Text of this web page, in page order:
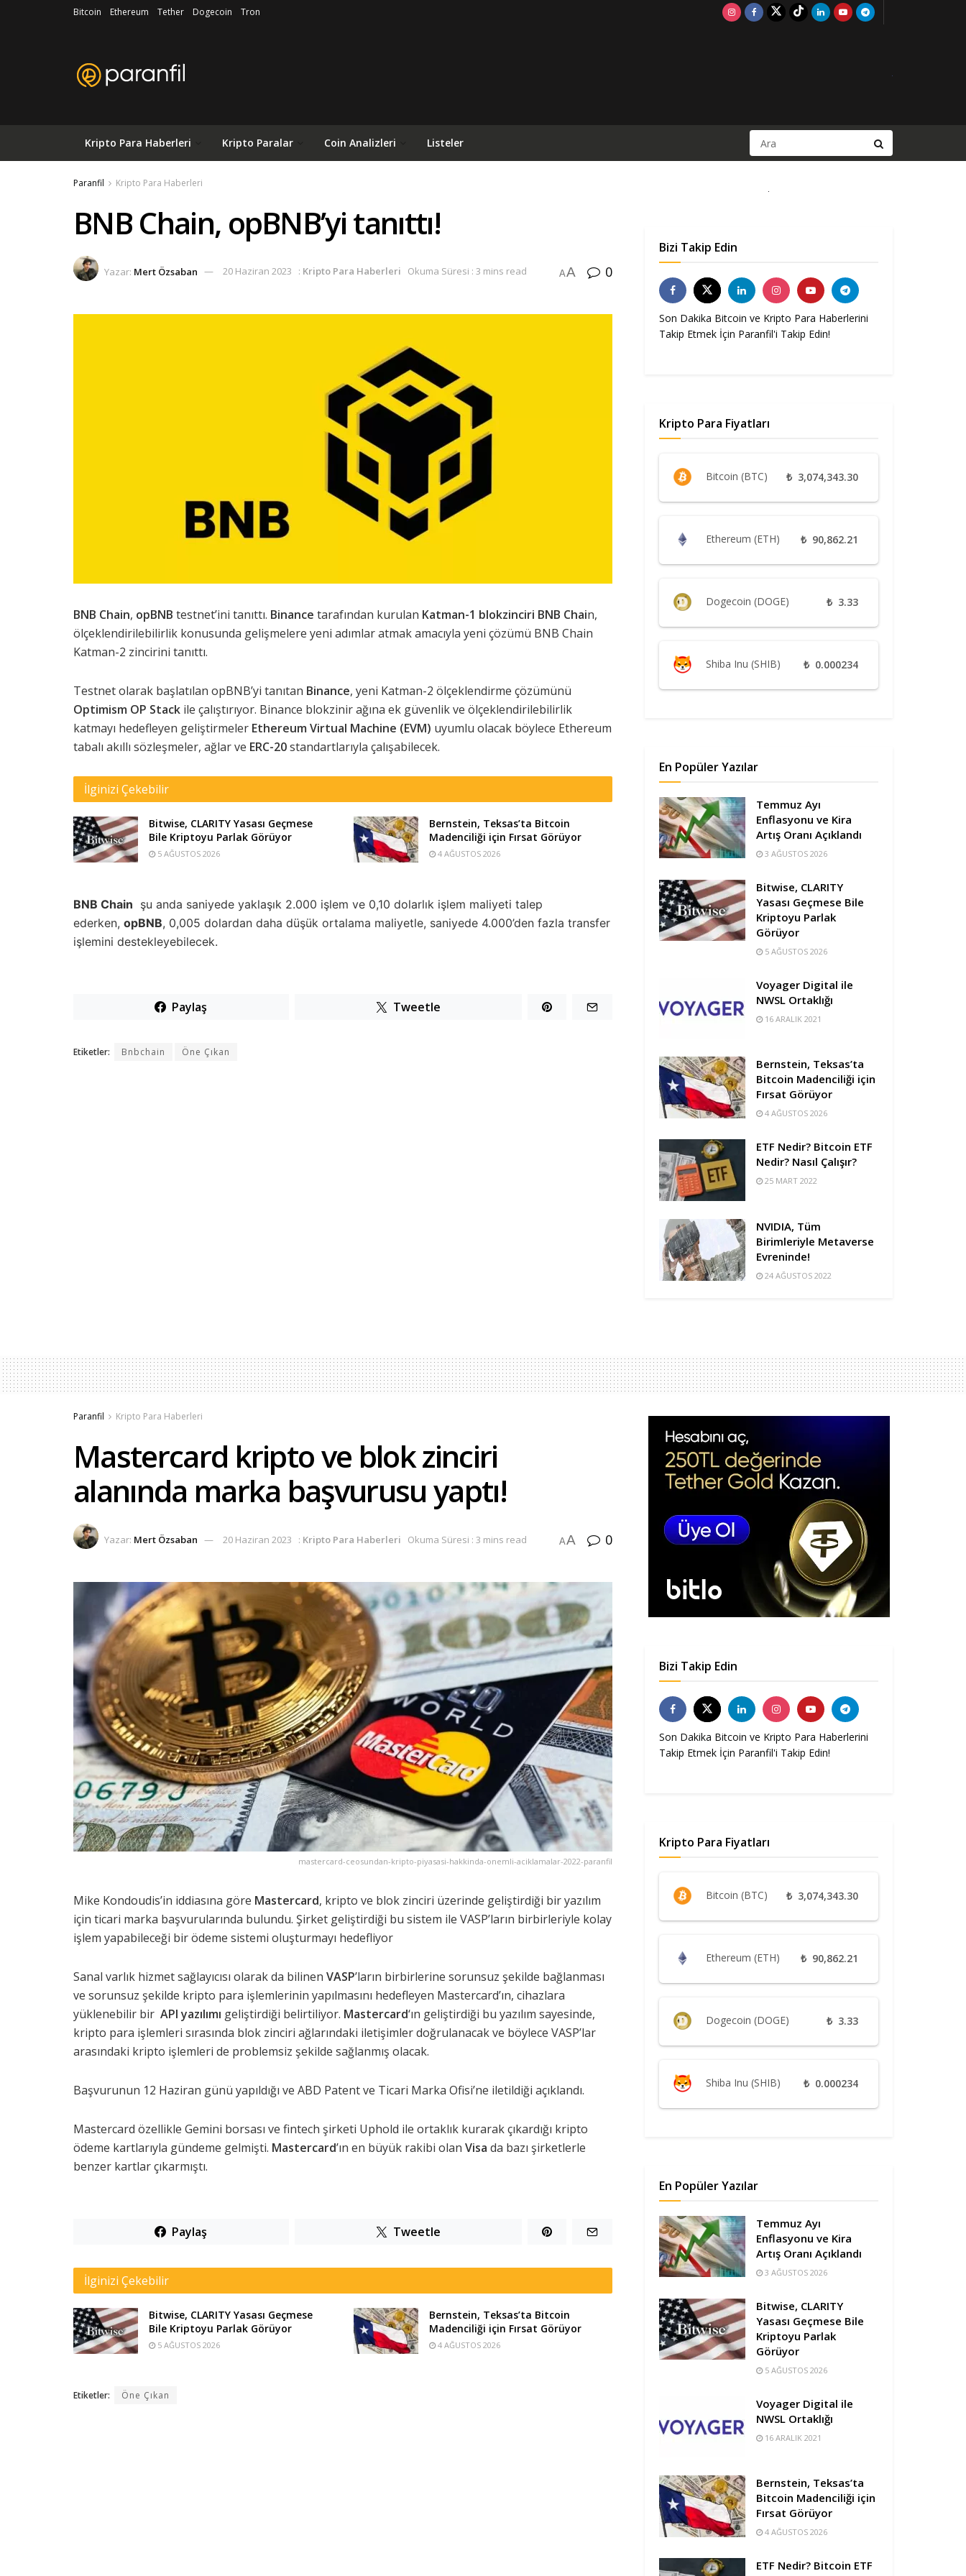
Bitcoin Ethereum Tether Dogecoin Tron
Kripto Para Haberleri Kripto Paralar Coin Analizleri Listeler
Paranfil Kripto Para Haberleri
BNB Chain, opBNB’yi tanıttı!
Yazar: Mert Özsaban 20 Haziran 2023 : Kripto Para Haberleri Okuma Süresi : 3 mins read AA 0
BNB Chain, opBNB testnet’ini tanıttı. Binance tarafından kurulan Katman-1 blokzinciri BNB Chain,
ölçeklendirilebilirlik konusunda gelişmelere yeni adımlar atmak amacıyla yeni çözümü BNB Chain
Katman-2 zincirini tanıttı.
Testnet olarak başlatılan opBNB’yi tanıtan Binance, yeni Katman-2 ölçeklendirme çözümünü
Optimism OP Stack ile çalıştırıyor. Binance blokzinir ağına ek güvenlik ve ölçeklendirilebilirlik
katmayı hedefleyen geliştirmeler Ethereum Virtual Machine (EVM) uyumlu olacak böylece Ethereum
tabalı akıllı sözleşmeler, ağlar ve ERC-20standartlarıyla çalışabilecek.
İlginizi Çekebilir
Bitwise, CLARITY Yasası Geçmese
Bile Kriptoyu Parlak Görüyor
5 AĞUSTOS 2026
Bernstein, Teksas’ta Bitcoin
Madenciliği için Fırsat Görüyor
4 AĞUSTOS 2026
BNB Chain şu anda saniyede yaklaşık 2.000 işlem ve 0,10 dolarlık işlem maliyeti talep
ederken, opBNB, 0,005 dolardan daha düşük ortalama maliyetle, saniyede 4.000’den fazla transfer
işlemini destekleyebilecek.
Paylaş Tweetle
Etiketler: Bnbchain Öne Çıkan
Bizi Takip Edin
Son Dakika Bitcoin ve Kripto Para Haberlerini
Takip Etmek İçin Paranfil'i Takip Edin!
Kripto Para Fiyatları
Bitcoin (BTC) ₺ 3,074,343.30
Ethereum (ETH) ₺ 90,862.21
Dogecoin (DOGE) ₺ 3.33
Shiba Inu (SHIB) ₺ 0.000234
En Popüler Yazılar
Temmuz Ayı
Enflasyonu ve Kira
Artış Oranı Açıklandı
3 AĞUSTOS 2026
Bitwise, CLARITY
Yasası Geçmese Bile
Kriptoyu Parlak
Görüyor
5 AĞUSTOS 2026
Voyager Digital ile
NWSL Ortaklığı
16 ARALIK 2021
Bernstein, Teksas’ta
Bitcoin Madenciliği için
Fırsat Görüyor
4 AĞUSTOS 2026
ETF Nedir? Bitcoin ETF
Nedir? Nasıl Çalışır?
25 MART 2022
NVIDIA, Tüm
Birimleriyle Metaverse
Evreninde!
24 AĞUSTOS 2022
Paranfil Kripto Para Haberleri
Mastercard kripto ve blok zinciri
alanında marka başvurusu yaptı!
Yazar: Mert Özsaban 20 Haziran 2023 : Kripto Para Haberleri Okuma Süresi : 3 mins read AA 0
mastercard-ceosundan-kripto-piyasasi-hakkinda-onemli-aciklamalar-2022-paranfil
Mike Kondoudis’in iddiasına göre Mastercard, kripto ve blok zinciri üzerinde geliştirdiği bir yazılım
için ticari marka başvurularında bulundu. Şirket geliştirdiği bu sistem ile VASP’ların birbirleriyle kolay
işlem yapabileceği bir ödeme sistemi oluşturmayı hedefliyor
Sanal varlık hizmet sağlayıcısı olarak da bilinen VASP’ların birbirlerine sorunsuz şekilde bağlanması
ve sorunsuz şekilde kripto para işlemlerinin yapılmasını hedefleyen Mastercard’ın, cihazlara
yüklenebilir bir API yazılımı geliştirdiği belirtiliyor. Mastercard‘ın geliştirdiği bu yazılım sayesinde,
kripto para işlemleri sırasında blok zinciri ağlarındaki iletişimler doğrulanacak ve böylece VASP’lar
arasındaki kripto işlemleri de problemsiz şekilde sağlanmış olacak.
Başvurunun 12 Haziran günü yapıldığı ve ABD Patent ve Ticari Marka Ofisi’ne iletildiği açıklandı.
Mastercard özellikle Gemini borsası ve fintech şirketi Uphold ile ortaklık kurarak çıkardığı kripto
ödeme kartlarıyla gündeme gelmişti. Mastercard’ın en büyük rakibi olan Visa da bazı şirketlerle
benzer kartlar çıkarmıştı.
Paylaş Tweetle
İlginizi Çekebilir
Bitwise, CLARITY Yasası Geçmese
Bile Kriptoyu Parlak Görüyor
5 AĞUSTOS 2026
Bernstein, Teksas’ta Bitcoin
Madenciliği için Fırsat Görüyor
4 AĞUSTOS 2026
Etiketler: Öne Çıkan
Bizi Takip Edin
Son Dakika Bitcoin ve Kripto Para Haberlerini
Takip Etmek İçin Paranfil'i Takip Edin!
Kripto Para Fiyatları
Bitcoin (BTC) ₺ 3,074,343.30
Ethereum (ETH) ₺ 90,862.21
Dogecoin (DOGE) ₺ 3.33
Shiba Inu (SHIB) ₺ 0.000234
En Popüler Yazılar
Temmuz Ayı
Enflasyonu ve Kira
Artış Oranı Açıklandı
3 AĞUSTOS 2026
Bitwise, CLARITY
Yasası Geçmese Bile
Kriptoyu Parlak
Görüyor
5 AĞUSTOS 2026
Voyager Digital ile
NWSL Ortaklığı
16 ARALIK 2021
Bernstein, Teksas’ta
Bitcoin Madenciliği için
Fırsat Görüyor
4 AĞUSTOS 2026
ETF Nedir? Bitcoin ETF